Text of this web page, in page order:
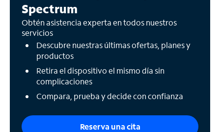
Spectrum
Obtén asistencia experta en todos nuestros
servicios
Descubre nuestras últimas ofertas, planes y
productos
Retira el dispositivo el mismo día sin
complicaciones
Compara, prueba y decide con confianza
Reserva una cita